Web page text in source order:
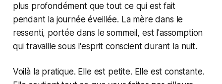
plus profondément que tout ce qui est fait
pendant la journée éveillée. La mère dans le
ressenti, portée dans le sommeil, est l'assomption
qui travaille sous l'esprit conscient durant la nuit.
Voilà la pratique. Elle est petite. Elle est constante.